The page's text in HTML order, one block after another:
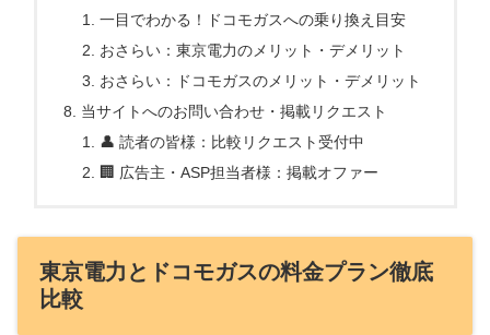
一目でわかる！ドコモガスへの乗り換え目安
おさらい：東京電力のメリット・デメリット
おさらい：ドコモガスのメリット・デメリット
当サイトへのお問い合わせ・掲載リクエスト
👤 読者の皆様：比較リクエスト受付中
🏢 広告主・ASP担当者様：掲載オファー
東京電力とドコモガスの料金プラン徹底
比較